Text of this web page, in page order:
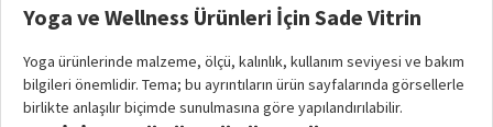
Yoga ve Wellness Ürünleri İçin Sade Vitrin
Yoga ürünlerinde malzeme, ölçü, kalınlık, kullanım seviyesi ve bakım
bilgileri önemlidir. Tema; bu ayrıntıların ürün sayfalarında görsellerle
birlikte anlaşılır biçimde sunulmasına göre yapılandırılabilir.